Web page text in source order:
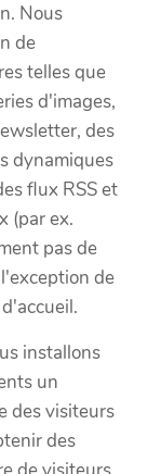
Nous
de
telles que
d'images,
des
dynamiques
flux RSS et
(par ex.
pas de
de
installons
un
des visiteurs
des